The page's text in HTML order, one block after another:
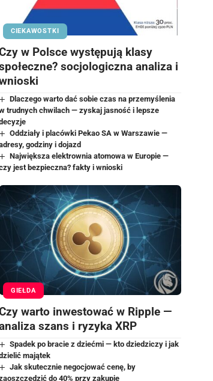
CIEKAWOSTKI
w Polsce występują klasy
socjologiczna analiza i
Dlaczego warto dać sobie czas na przemyślenia
trudnych chwilach — zyskaj jasność i lepsze
Oddziały i placówki Pekao SA w Warszawie —
godziny i dojazd
Największa elektrownia atomowa w Europie —
jest bezpieczna? fakty i wnioski
GIEŁDA
warto inwestować w Ripple —
szans i ryzyka XRP
Spadek po bracie z dziećmi — kto dziedziczy i jak
majątek
Jak skutecznie negocjować cenę, by
do 40% przy zakupie